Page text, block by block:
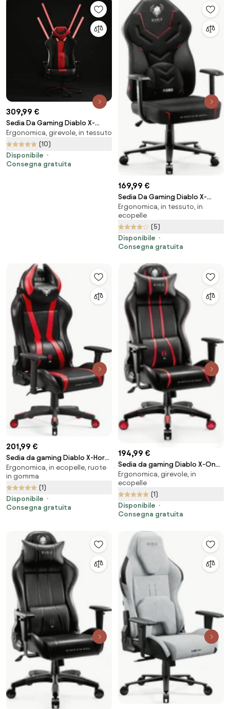
309,99 €
Sedia Da Gaming Diablo X-
Player 2.0 In Materiale King Size:
Bianco-Nero
Ergonomica, girevole, in tessuto
(10)
Disponibile
Consegna gratuita
169,99 €
Sedia Da Gaming Diablo X-
Gamer 2.0 Normal Size: Dark
obsidian
Ergonomica, in tessuto, in
ecopelle
(5)
Disponibile
Consegna gratuita
201,99 €
Sedia da gaming Diablo X-Horn
2.0 Normal Size, Nero-rosso
Ergonomica, in ecopelle, ruote
in gomma
(1)
Disponibile
Consegna gratuita
194,99 €
Sedia da gaming Diablo X-One
2.0 Normal Size: Nero-rosso
Ergonomica, girevole, in
ecopelle
(1)
Disponibile
Consegna gratuita